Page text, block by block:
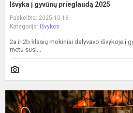
Išvyka į gyvūnų prieglaudą 2025
Paskelbta: 2025-10-16
Kategorija: Išvykos
2a ir 2b klasių mokiniai dalyvavo išvykoje į
metu susi...